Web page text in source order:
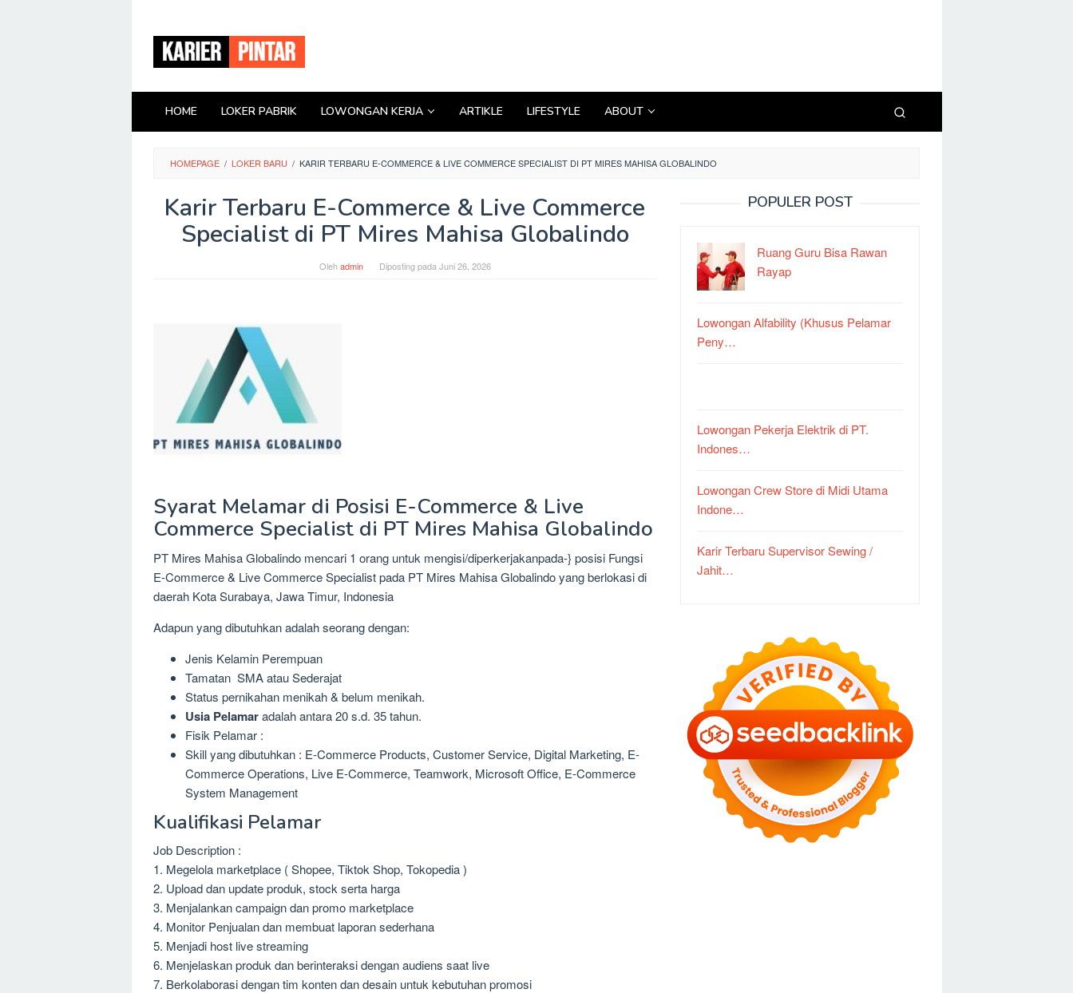
konten
HOME LOKER PABRIK LOWONGAN KERJA ARTIKLE LIFESTYLE ABOUT
HOMEPAGE / LOKER BARU / KARIR TERBARU E-COMMERCE & LIVE COMMERCE SPECIALIST DI PT MIRES MAHISA GLOBALINDO
Karir Terbaru E-Commerce & Live Commerce
Specialist di PT Mires Mahisa Globalindo
Olehadmin Diposting pada Juni 26, 2026
Syarat Melamar di Posisi E-Commerce & Live
Commerce Specialist di PT Mires Mahisa Globalindo
PT Mires Mahisa Globalindo mencari 1 orang untuk mengisi/diperkerjakanpada-} posisi Fungsi
E-Commerce & Live Commerce Specialist pada PT Mires Mahisa Globalindo yang berlokasi di
daerah Kota Surabaya, Jawa Timur, Indonesia
Adapun yang dibutuhkan adalah seorang dengan:
Jenis Kelamin Perempuan
Tamatan SMA atau Sederajat
Status pernikahan menikah & belum menikah.
Usia Pelamaradalah antara 20 s.d. 35 tahun.
Fisik Pelamar :
Skill yang dibutuhkan : E-Commerce Products, Customer Service, Digital Marketing, E-
Commerce Operations, Live E-Commerce, Teamwork, Microsoft Office, E-Commerce
System Management
Kualifikasi Pelamar
Job Description :
1. Megelola marketplace ( Shopee, Tiktok Shop, Tokopedia )
2. Upload dan update produk, stock serta harga
3. Menjalankan campaign dan promo marketplace
4. Monitor Penjualan dan membuat laporan sederhana
5. Menjadi host live streaming
6. Menjelaskan produk dan berinteraksi dengan audiens saat live
7. Berkolaborasi dengan tim konten dan desain untuk kebutuhan promosi
POPULER POST
Ruang Guru Bisa Rawan
Rayap
Lowongan Alfability (Khusus Pelamar
Peny…
Lowongan Pekerja Elektrik di PT.
Indones…
Lowongan Crew Store di Midi Utama
Indone…
Karir Terbaru Supervisor Sewing /
Jahit…